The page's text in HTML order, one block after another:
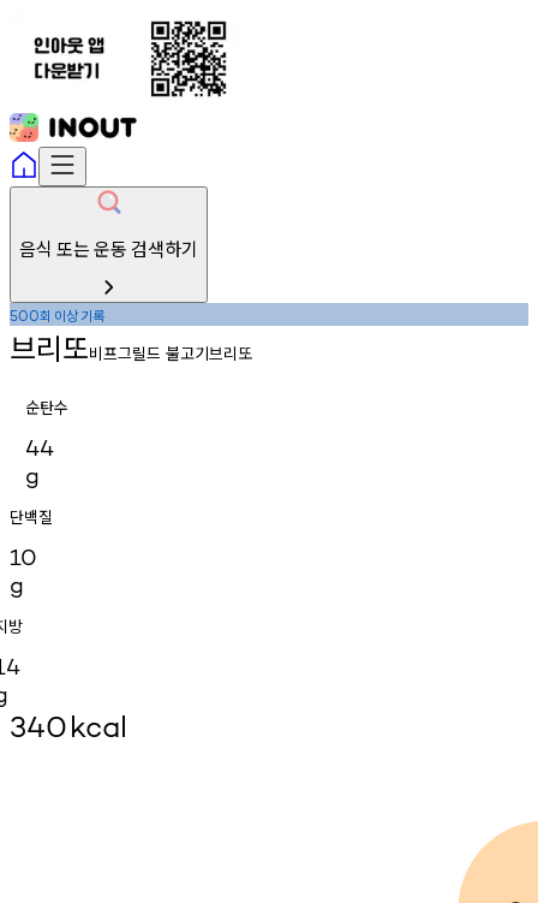
음식 또는 운동 검색하기
500회 이상기록
브리또비프그릴드 불고기브리또
순탄수
44
g
단백질
10
g
방
340kcal